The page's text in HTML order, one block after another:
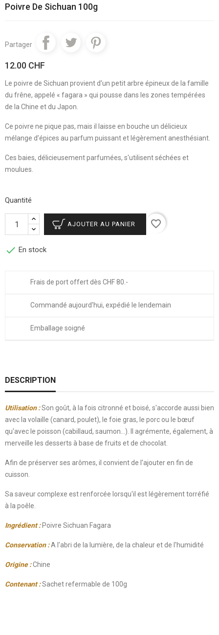
Poivre De Sichuan 100g
Partager
12.00 CHF
Le poivre de Sichuan provient d'un petit arbre épineux de la famille
du frêne, appelé « fagara » qui pousse dans les zones tempérées
de la Chine et du Japon.
Ce poivre ne pique pas, mais il laisse en bouche un délicieux
mélange d’épices au parfum puissant et légèrement anesthésiant.
Ces baies, délicieusement parfumées, s'utilisent séchées et
moulues.
Quantité
AJOUTER AU PANIER favorite_border
 En stock
Frais de port offert dès CHF 80.-
Commandé aujourd'hui, expédié le lendemain
Emballage soigné
DESCRIPTION
Utilisation :Son goût, à la fois citronné et boisé, s'accorde aussi bien
avec la volaille (canard, poulet), le foie gras, le porc ou le bœuf
qu'avec le poisson (cabillaud, saumon…). Il agrémente, également, à
merveille les desserts à base de fruits et de chocolat.
Afin de préserver ses arômes, il convient de l'ajouter en fin de
cuisson.
Sa saveur complexe est renforcée lorsqu'il est légèrement torréfié
à la poêle.
Ingrédient : Poivre Sichuan Fagara
Conservation :A l'abri de la lumière, de la chaleur et de l'humidité
Origine :Chine
Contenant :Sachet refermable de 100g